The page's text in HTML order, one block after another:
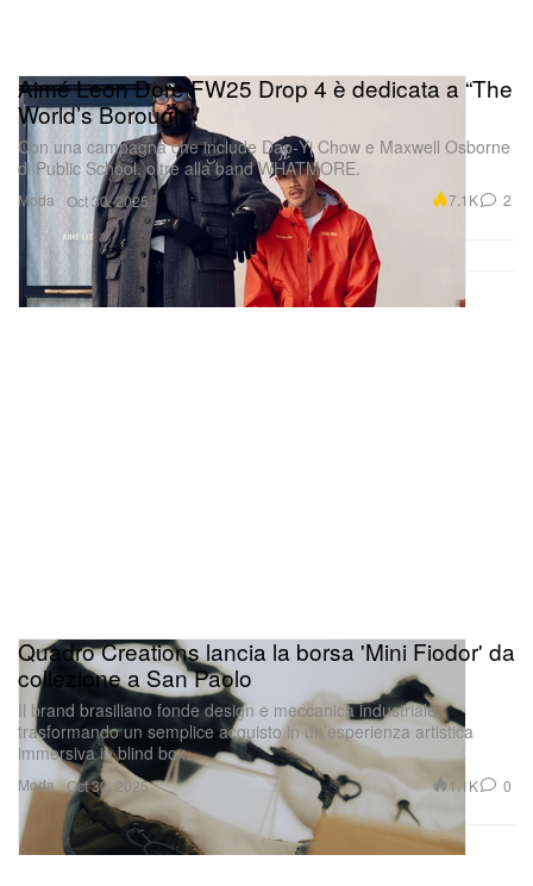
Moda
Aimé Leon Dore FW25 Drop 4 è dedicata a “The
World’s Borough”
Con una campagna che include Dao‑Yi Chow e Maxwell Osborne
di Public School, oltre alla band WHATMORE.
Oct 30, 2025 7.1K 2
Moda
Quadro Creations lancia la borsa 'Mini Fiodor' da
collezione a San Paolo
Il brand brasiliano fonde design e meccanica industriale,
trasformando un semplice acquisto in un’esperienza artistica
immersiva in blind box.
Oct 30, 2025 1.1K 0